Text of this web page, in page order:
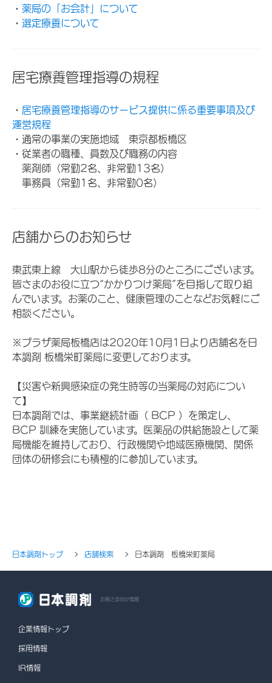
・ 薬局の「お会計」について
・ 選定療養について
居宅療養管理指導の規程
・ 居宅療養管理指導のサービス提供に係る重要事項及び
運営規程
・通常の事業の実施地域 東京都板橋区
・従業者の職種、員数及び職務の内容
薬剤師（常勤2名、非常勤13名）
事務員（常勤1名、非常勤0名）
店舗からのお知らせ
東武東上線 大山駅から徒歩8分のところにございます。
皆さまのお役に立つ“かかりつけ薬局”を目指して取り組
んでいます。お薬のこと、健康管理のことなどお気軽にご
相談ください。
※プラザ薬局板橋店は2020年10月1日より店舗名を日
本調剤 板橋栄町薬局に変更しております。
【災害や新興感染症の発生時等の当薬局の対応につい
て】
日本調剤では、事業継続計画（ BCP ）を策定し、
BCP 訓練を実施しています。医薬品の供給施設として薬
局機能を維持しており、行政機関や地域医療機関、関係
団体の研修会にも積極的に参加しています。
日本調剤トップ 店舗検索 日本調剤 板橋栄町薬局
お客さま向け情報
企業情報トップ
採用情報
IR情報